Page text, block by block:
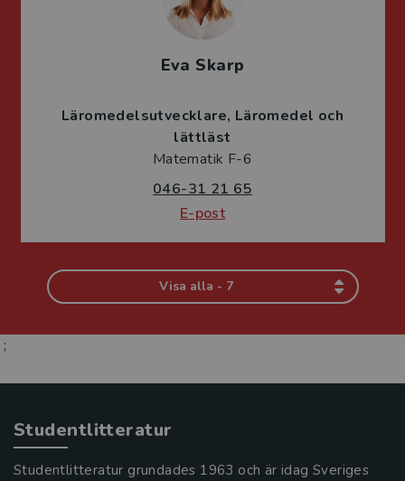
Eva Skarp
Läromedelsutvecklare Läromedel och
lättläst
Matematik F-6
046-31 21 65
E-post
Visa alla - 7
;
Studentlitteratur
Studentlitteratur grundades 1963 och är idag Sveriges